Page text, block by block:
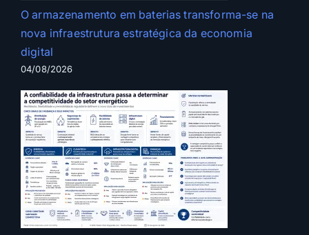
O armazenamento em baterias transforma-se na
nova infraestrutura estratégica da economia
digital
04/08/2026